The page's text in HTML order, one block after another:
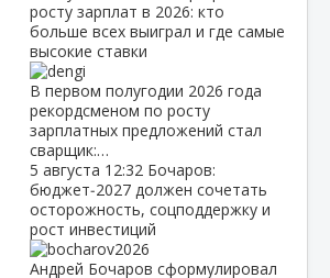
росту зарплат в 2026: кто
больше всех выиграл и где самые
высокие ставки
В первом полугодии 2026 года
рекордсменом по росту
зарплатных предложений стал
сварщик:…
5 августа 12:32 Бочаров:
бюджет‑2027 должен сочетать
осторожность, соцподдержку и
рост инвестиций
Андрей Бочаров сформулировал